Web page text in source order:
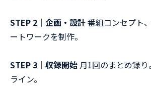
STEP 2｜企画・設計番組コンセプト
ートワークを制作。
STEP 3｜収録開始 月1回のまとめ録
ライン。